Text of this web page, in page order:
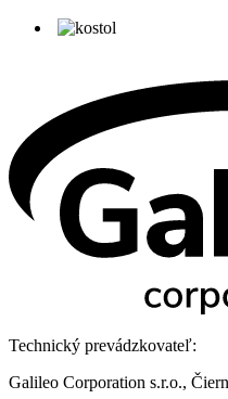
Technický prevádzkovateľ:
Galileo Corporation s.r.o.,